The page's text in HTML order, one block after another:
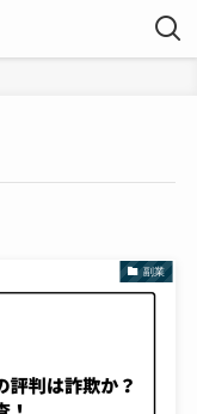
副業